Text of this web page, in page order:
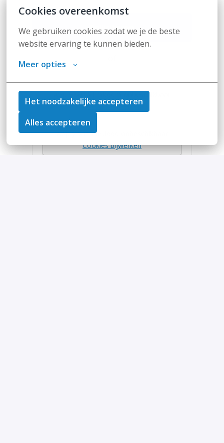
Cookies overeenkomst
We gebruiken cookies zodat we je de beste
website ervaring te kunnen bieden.
Meer opties
Het noodzakelijke accepteren
Alles accepteren
Solliciteren
onbeschikbaar
Cookies bijwerken
Apply with Indeed
Cookies bijwerken